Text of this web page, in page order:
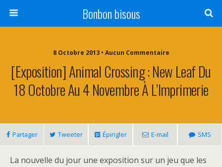
Bonbon bisous
8 Octobre 2013 • Aucun Commentaire
[Exposition] Animal Crossing : New Leaf Du
18 Octobre Au 4 Novembre À L’Imprimerie
Partager Tweeter Épingler E-mail SMS
La nouvelle du jour une exposition sur un jeu que les